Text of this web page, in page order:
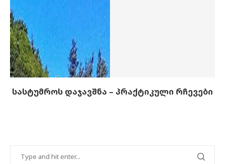
სასტუმროს დაჯავშნა – პრაქტიკული რჩევები